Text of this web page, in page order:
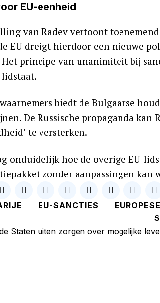
EU-eenheid
van Radev vertoont
EU dreigt hierdoor een nieuwe
Het principe van unanimiteit bij
biedt de Bulgaarse
De Russische propaganda kan
te versterken.
onduidelijk hoe de overige EU-
zonder aanpassingen kan
EU-SANCTIES